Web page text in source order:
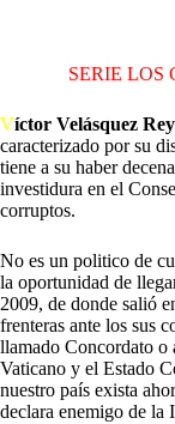
SERIE LOS
Víctor Velásquez
caracterizado por su
tiene a su haber
investidura en el
corruptos.
No es un politico de
la oportunidad de
2009, de donde salió
frenteras ante los sus
llamado Concordato o
Vaticano y el Estado
nuestro país exista
declara enemigo de la